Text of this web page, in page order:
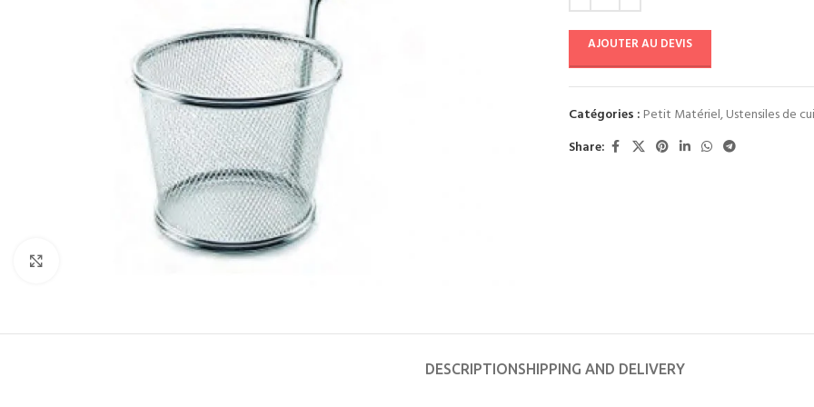
AJOUTER AU DEVIS
Catégories : Petit Matériel,Ustensiles de
Share:
DESCRIPTIONSHIPPING AND DELIVERY